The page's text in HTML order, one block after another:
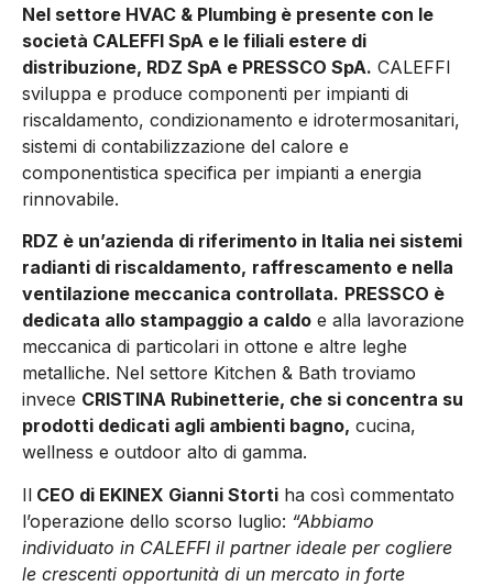
Nel settore HVAC & Plumbing è presente con le
società CALEFFI SpA e le filiali estere di
distribuzione, RDZ SpA e PRESSCO SpA. CALEFFI
sviluppa e produce componenti per impianti di
riscaldamento, condizionamento e idrotermosanitari,
sistemi di contabilizzazione del calore e
componentistica specifica per impianti a energia
rinnovabile.
RDZ è un’azienda di riferimento in Italia nei sistemi
radianti di riscaldamento, raffrescamento e nella
ventilazione meccanica controllata. PRESSCO è
dedicata allo stampaggio a caldo e alla lavorazione
meccanica di particolari in ottone e altre leghe
metalliche. Nel settore Kitchen & Bath troviamo
invece CRISTINA Rubinetterie, che si concentra su
prodotti dedicati agli ambienti bagno, cucina,
wellness e outdoor alto di gamma.
Il CEO di EKINEX Gianni Storti ha così commentato
l’operazione dello scorso luglio: “Abbiamo
individuato in CALEFFI il partner ideale per cogliere
le crescenti opportunità di un mercato in forte